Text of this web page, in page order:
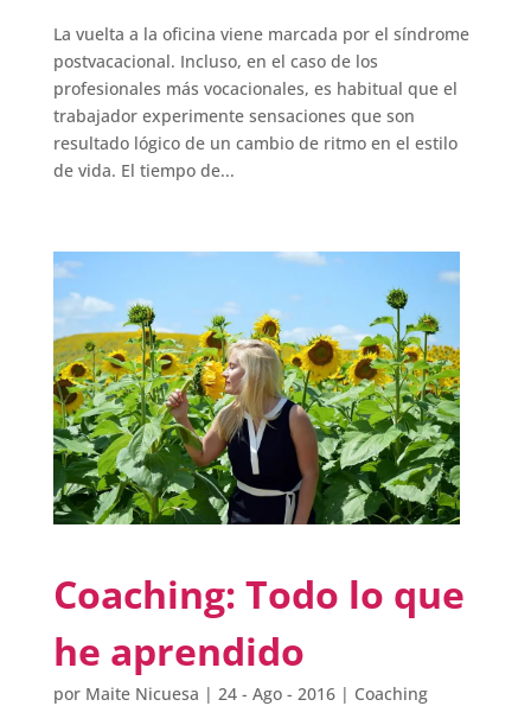
La vuelta a la oficina viene marcada por el síndrome
postvacacional. Incluso, en el caso de los
profesionales más vocacionales, es habitual que el
trabajador experimente sensaciones que son
resultado lógico de un cambio de ritmo en el estilo
de vida. El tiempo de...
Coaching: Todo lo que
he aprendido
por Maite Nicuesa | 24 - Ago - 2016| Coaching